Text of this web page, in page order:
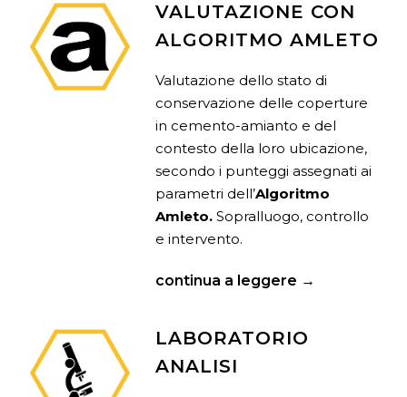
VALUTAZIONE CON
ALGORITMO AMLETO
Valutazione dello stato di
conservazione delle coperture
in cemento-amianto e del
contesto della loro ubicazione,
secondo i punteggi assegnati ai
parametri dell’Algoritmo
Amleto.Sopralluogo, controllo
e intervento.
continua a leggere →
LABORATORIO
ANALISI